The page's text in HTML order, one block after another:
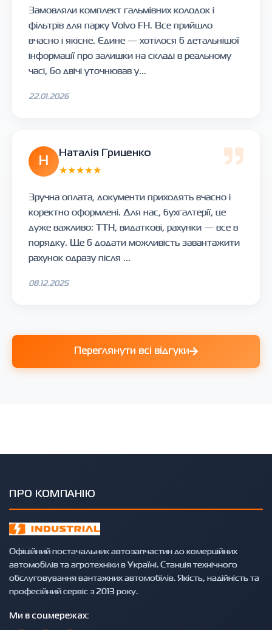
Замовляли комплект гальмівних колодок і
фільтрів для парку Volvo FH. Все прийшло
вчасно і якісне. Єдине — хотілося б детальнішої
інформації про залишки на складі в реальному
часі, бо двічі уточнював у...
22.01.2026
Н
Наталія Гриценко
★★★★★
Зручна оплата, документи приходять вчасно і
коректно оформлені. Для нас, бухгалтерії, це
дуже важливо: ТТН, видаткові, рахунки — все в
порядку. Ще б додати можливість завантажити
рахунок одразу після ...
08.12.2025
Переглянути всі відгуки
ПРО КОМПАНІЮ
Офіційний постачальник автозапчастин до комерційних
автомобілів та агротехніки в Україні. Станція технічного
обслуговування вантажних автомобілів. Якість, надійність та
професійний сервіс з 2013 року.
Ми в соцмережах: